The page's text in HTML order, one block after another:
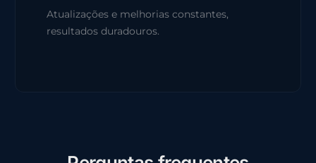
Atualizações e melhorias constantes,
resultados duradouros.